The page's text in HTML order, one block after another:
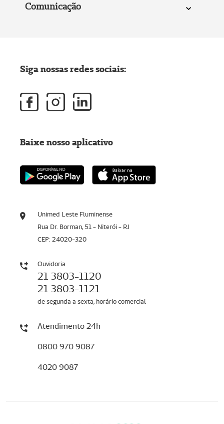
Comunicação
Unimed Leste Fluminense
Rua Dr. Borman, 51 - Niterói - RJ
CEP: 24020-320
Ouvidoria
21 3803-1120
21 3803-1121
de segunda a sexta, horário comercial
Atendimento 24h
0800 970 9087
4020 9087
Siga nossas redes sociais:
Baixe nosso aplicativo